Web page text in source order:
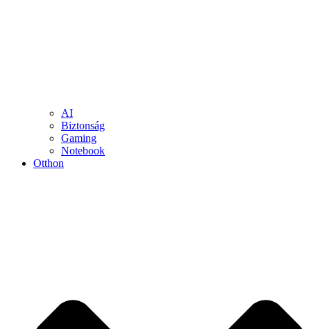
AI
Biztonság
Gaming
Notebook
Otthon